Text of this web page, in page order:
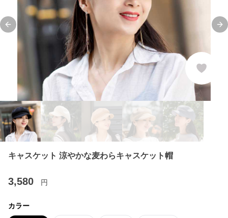
Previous slide
キャスケット 涼やかな麦わらキャスケット帽
3,580 円
カラー